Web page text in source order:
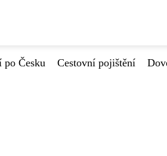
po Česku Cestovní pojištění